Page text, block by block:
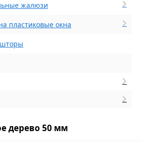
жалюзи
пластиковые окна
дерево 50 мм